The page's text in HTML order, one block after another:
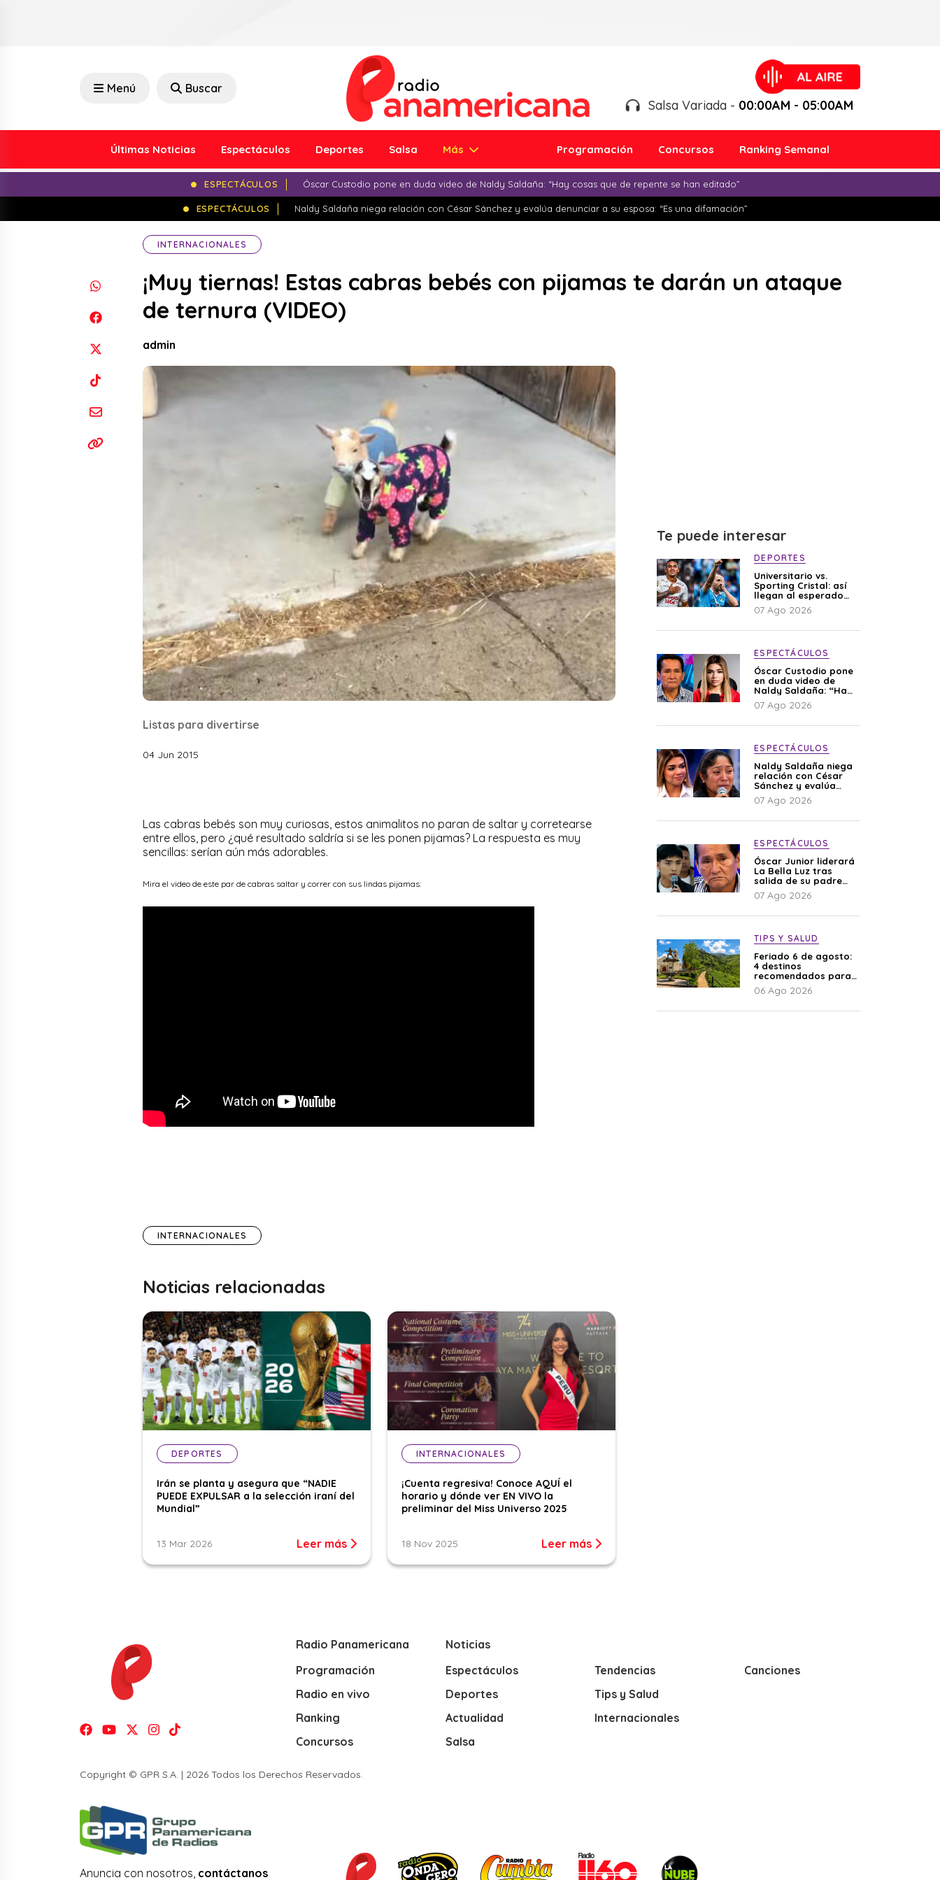
Menú Buscar
Salsa Variada - 00:00AM - 05:00AM
Últimas Noticias Espectáculos Deportes Salsa Más Programación Concursos Ranking Semanal
ESPECTÁCULOS Óscar Custodio pone en duda video de Naldy Saldaña: “Hay cosas que de repente se han editado”
ESPECTÁCULOS Naldy Saldaña niega relación con César Sánchez y evalúa denunciar a su esposa: “Es una difamación”
INTERNACIONALES
¡Muy tiernas! Estas cabras bebés con pijamas te darán un ataque
de ternura (VIDEO)
admin
Listas para divertirse
04 Jun 2015
Las cabras bebés son muy curiosas, estos animalitos no paran de saltar y corretearse
entre ellos, pero ¿qué resultado saldría si se les ponen pijamas? La respuesta es muy
sencillas: serían aún más adorables.
Mira el video de este par de cabras saltar y correr con sus lindas pijamas:
INTERNACIONALES
Noticias relacionadas
DEPORTES
Irán se planta y asegura que “NADIE
PUEDE EXPULSAR a la selección iraní del
Mundial”
13 Mar 2026 Leer más
INTERNACIONALES
¡Cuenta regresiva! Conoce AQUÍ el
horario y dónde ver EN VIVO la
preliminar del Miss Universo 2025
18 Nov 2025 Leer más
Te puede interesar
DEPORTES
Universitario vs.
Sporting Cristal: así
llegan al esperado
duelo
07 Ago 2026
ESPECTÁCULOS
Óscar Custodio pone
en duda video de
Naldy Saldaña: “Hay
cosas que de repente
se han editado”
07 Ago 2026
ESPECTÁCULOS
Naldy Saldaña niega
relación con César
Sánchez y evalúa
denunciar a su
esposa: “Es una
07 Ago 2026
ESPECTÁCULOS
Óscar Junior liderará
La Bella Luz tras
salida de su padre
por polémica con
Naldy Saldaña
07 Ago 2026
TIPS Y SALUD
Feriado 6 de agosto:
4 destinos
recomendados para
disfrutar el descanso
06 Ago 2026
Radio Panamericana
Programación
Radio en vivo
Ranking
Concursos
Noticias
Espectáculos
Deportes
Actualidad
Salsa
Tendencias
Tips y Salud
Internacionales
Canciones
Copyright © GPR S.A. | 2026 Todos los Derechos Reservados.
Anuncia con nosotros, contáctanos